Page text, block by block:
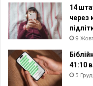
14
через
9
41:10
5